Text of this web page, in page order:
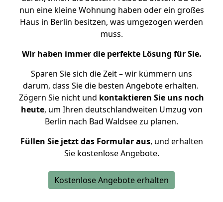
nun eine kleine Wohnung haben oder ein großes
Haus in Berlin besitzen, was umgezogen werden
muss.
Wir haben immer die perfekte Lösung für Sie.
Sparen Sie sich die Zeit – wir kümmern uns
darum, dass Sie die besten Angebote erhalten.
Zögern Sie nicht und kontaktieren Sie uns noch
heute, um Ihren deutschlandweiten Umzug von
Berlin nach Bad Waldsee zu planen.
Füllen Sie jetzt das Formular aus, und erhalten
Sie kostenlose Angebote.
Kostenlose Angebote erhalten